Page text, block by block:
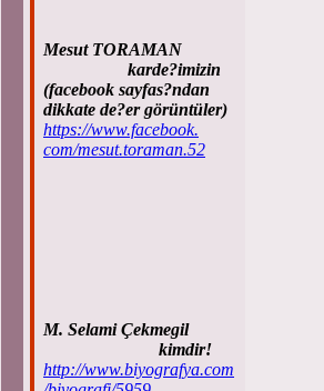
Mesut TORAMAN
karde?imizin
(facebook sayfas?ndan
dikkate de?er görüntüler)
https://www.facebook.
com/mesut.toraman.52
M. Selami Çekmegil
kimdir!
http://www.biyografya.com